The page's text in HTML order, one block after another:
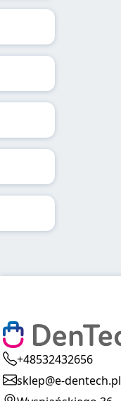
+48532432656
sklep@e-dentech.pl